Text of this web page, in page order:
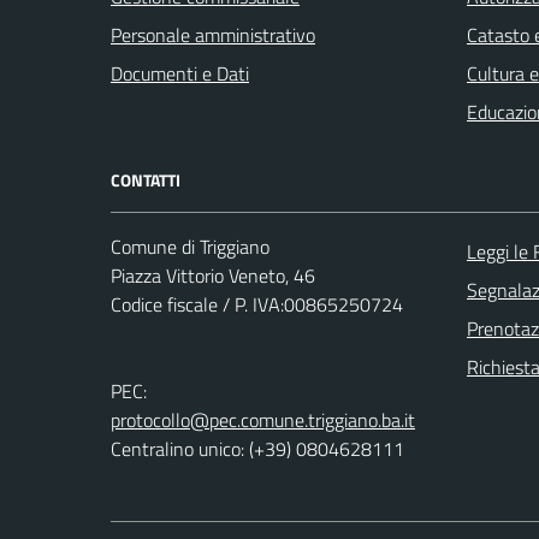
Personale amministrativo
Documenti e Dati
Catasto
Cultura
CONTATTI
Comune di Triggiano
Piazza Vittorio Veneto, 46
Codice fiscale / P. IVA:00865250724
PEC:
protocollo@pec.comune.triggiano.ba.it
Centralino unico: (+39) 0804628111
Leggi le